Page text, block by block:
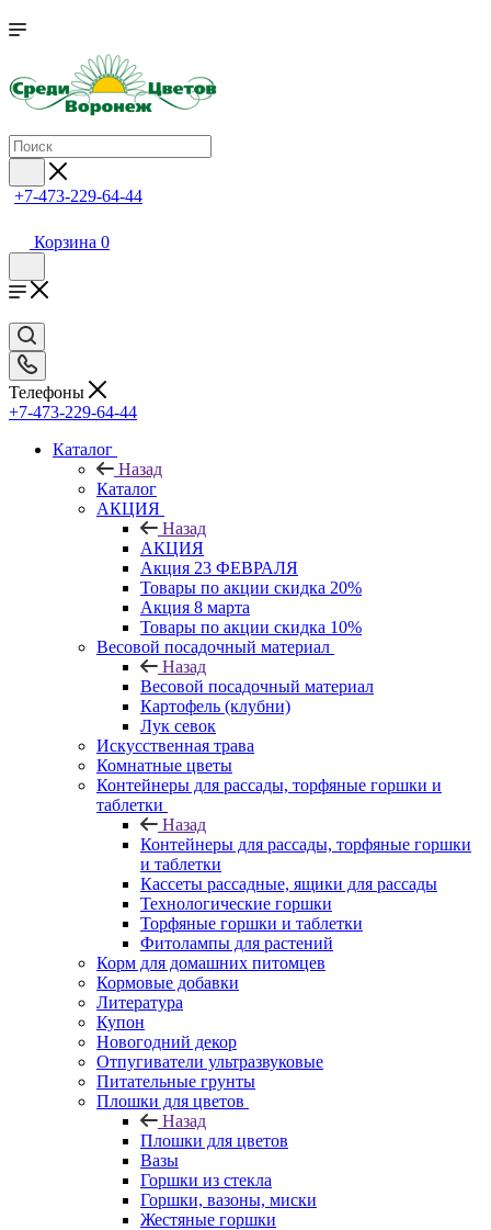
+7-473-229-64-44
Корзина 0
Телефоны
+7-473-229-64-44
Каталог
Назад
Каталог
АКЦИЯ
Назад
АКЦИЯ
Акция 23 ФЕВРАЛЯ
Товары по акции скидка 20%
Акция 8 марта
Товары по акции скидка 10%
Весовой посадочный материал
Назад
Весовой посадочный материал
Картофель (клубни)
Лук севок
Искусственная трава
Комнатные цветы
Контейнеры для рассады, торфяные горшки и
таблетки
Назад
Контейнеры для рассады, торфяные горшки
и таблетки
Кассеты рассадные, ящики для рассады
Технологические горшки
Торфяные горшки и таблетки
Фитолампы для растений
Корм для домашних питомцев
Кормовые добавки
Литература
Купон
Новогодний декор
Отпугиватели ультразвуковые
Питательные грунты
Плошки для цветов
Назад
Плошки для цветов
Вазы
Горшки из стекла
Горшки, вазоны, миски
Жестяные горшки